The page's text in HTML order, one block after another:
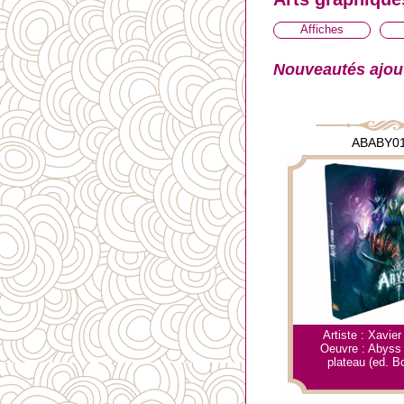
Affiches
Nouveautés
Artiste : Xavier
Oeuvre : Abyss
plateau (ed.